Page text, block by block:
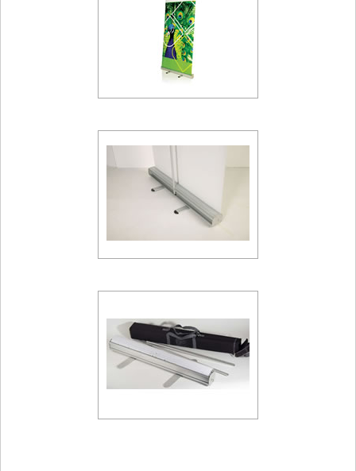
Betten Sie Logos nach Möglichkeit vektorisiert ein
Bilder in Datei einbetten.
coated v2) an.
Farbmodus einbetten bzw. in diesen wandeln.
(Daten in RGB-Farbräumen können
Farbabweichungen erzeugen, für die wir keine
Garantie übernehmen.)
Display "Cool Budget 1" Sonderfarben als 5. oder
LED-Spot-Leuchte "Powerspot 800"